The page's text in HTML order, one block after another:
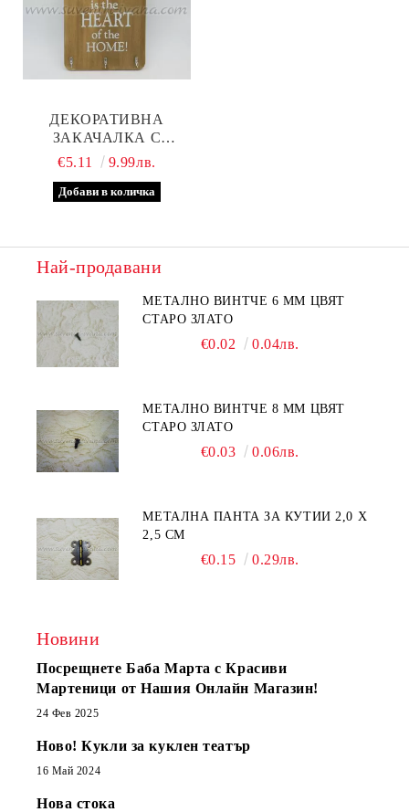
ДЕКОРАТИВНА
ЗАКАЧАЛКА С
ФОРМАТА НА
€5.11 9.99лв.
Най-продавани
МЕТАЛНО ВИНТЧЕ 6 ММ ЦВЯТ
СТАРО ЗЛАТО
€0.02 0.04лв.
МЕТАЛНО ВИНТЧЕ 8 ММ ЦВЯТ
СТАРО ЗЛАТО
€0.03 0.06лв.
МЕТАЛНА ПАНТА ЗА КУТИИ 2,0 Х
2,5 СМ
€0.15 0.29лв.
Новини
Посрещнете Баба Марта с Красиви
Мартеници от Нашия Онлайн Магазин!
24 Фев 2025
Ново! Кукли за куклен театър
16 Май 2024
Нова стока